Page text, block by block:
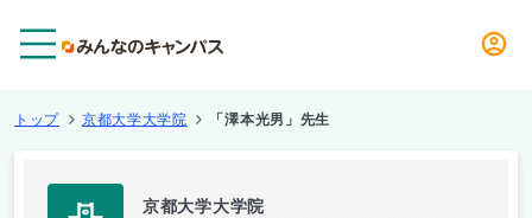
トップ 京都大学大学院 「澤本光男」先生
京都大学大学院